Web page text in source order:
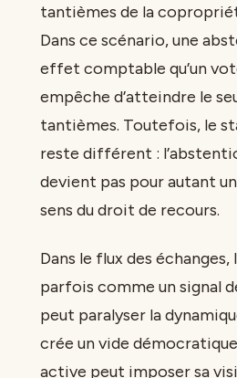
tantièmes de la
Dans ce scénario, une
effet comptable qu’un
empêche d’atteindre le
tantièmes. Toutefois, le
reste différent :
devient pas pour autant
sens du droit de recours.
Dans le flux des
parfois comme un signal
peut paralyser la
crée un vide
active peut imposer sa